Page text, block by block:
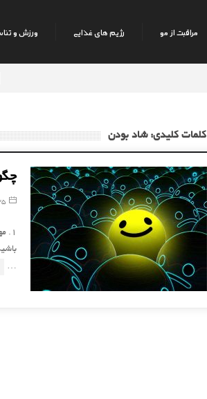
مراقبت از مو رژیم های غذایی ورزش و
کلمات کلیدی: شاد بودن
25
۱.
…